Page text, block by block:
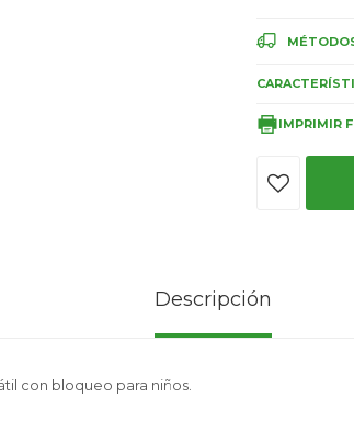
IMPRIMIR
Descripción
con bloqueo para niños.